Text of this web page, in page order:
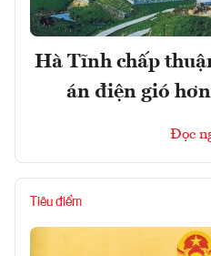
Hà Tĩnh chấp
án điện gió
Đọc
Tiêu điểm